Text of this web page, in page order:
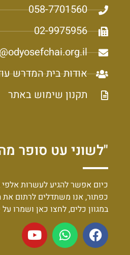
058-7701560
02-9975956
אודות בית המדרש
תקנון שימוש באתר
"לשוני עט סופר
כיום אפשר להגיע לעשרות
כפתור, אנו משתדלים לרתום
במגוון כלים, לחצו כאן ושמרו